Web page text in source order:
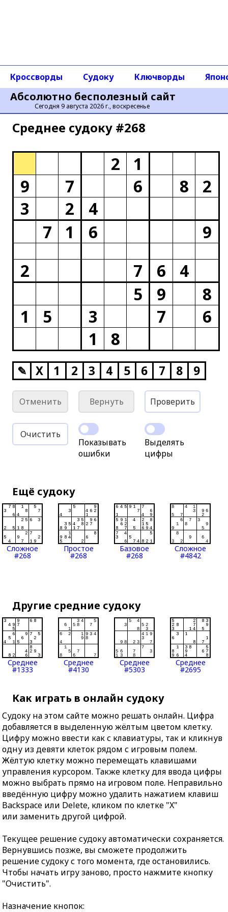
Абсолютно бесполезный сайт
Сегодня 9 августа 2026 г., воскресенье
Кроссворды Судоку Ключворды
Среднее cудоку #268
2
1
9
7 6 8
2
3
2
4
7
1 6
9
2
7 6
4
5
9
8
1
5 3 7
6
1
8
✎ X 1 2 3 4 5 6 7 8 9
Отменить Вернуть Проверить
Очистить
Показывать
ошибки
Выделять
цифры
Ещё судоку
Сложное
#268
Простое
#268
Базовое
#268
Сложное
#4842
Другие средние судоку
Среднее
#1333
Среднее
#4130
Среднее
#5303
Среднее
#2695
Как играть в онлайн судоку
Судоку на этом сайте можно решать онлайн. Цифра
добавляется в выделенную жёлтым цветом клетку.
Цифру можно ввести как с клавиатуры, так и кликнув
одну из девяти клеток рядом с игровым полем.
Жёлтую клетку можно перемещать клавишами
управления курсором. Также клетку для ввода цифры
можно выбрать прямо на игровом поле. Неправильно
введённую цифру можно удалить нажатием клавиш
Backspace или Delete, кликом по клетке "X"
или заменить другой цифрой.
Текущее решение судоку автоматически сохраняется.
Вернувшись позже, вы сможете продолжить
решение судоку с того момента, где остановились.
Чтобы начать игру заново, просто нажмите кнопку
"Очистить".
Назначение кнопок: